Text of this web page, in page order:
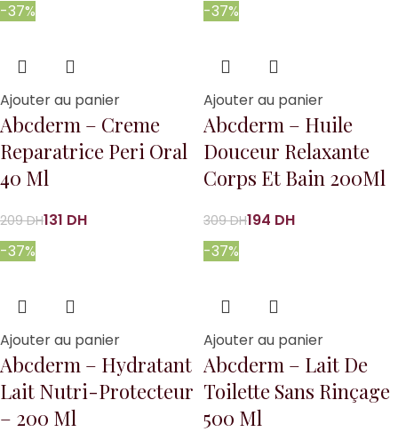
-37%
Ajouter au panier
Abcderm – Creme
Reparatrice Peri Oral
40 Ml
209DH131 DH
-37%
Ajouter au panier
Abcderm – Huile
Douceur Relaxante
Corps Et Bain 200Ml
309DH194 DH
-37%
Ajouter au panier
Abcderm – Hydratant
Lait Nutri-Protecteur
– 200 Ml
-37%
Ajouter au panier
Abcderm – Lait De
Toilette Sans Rinçage
500 Ml